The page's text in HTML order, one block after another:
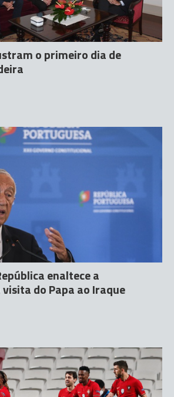
o primeiro dia de
enaltece a
do Papa ao Iraque